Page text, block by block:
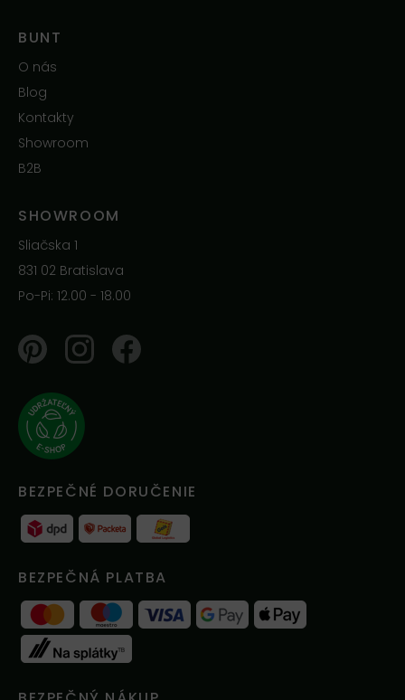
BUNT
O nás
Blog
Kontakty
Showroom
B2B
SHOWROOM
Sliačska 1
831 02 Bratislava
Po-Pi: 12.00 - 18.00
PinterestInstagramFacebook
BEZPEČNÉ DORUČENIE
BEZPEČNÁ PLATBA